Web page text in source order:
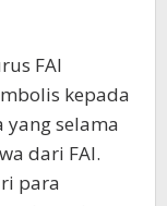
FAI
kepada
selama
dari FAI.
para